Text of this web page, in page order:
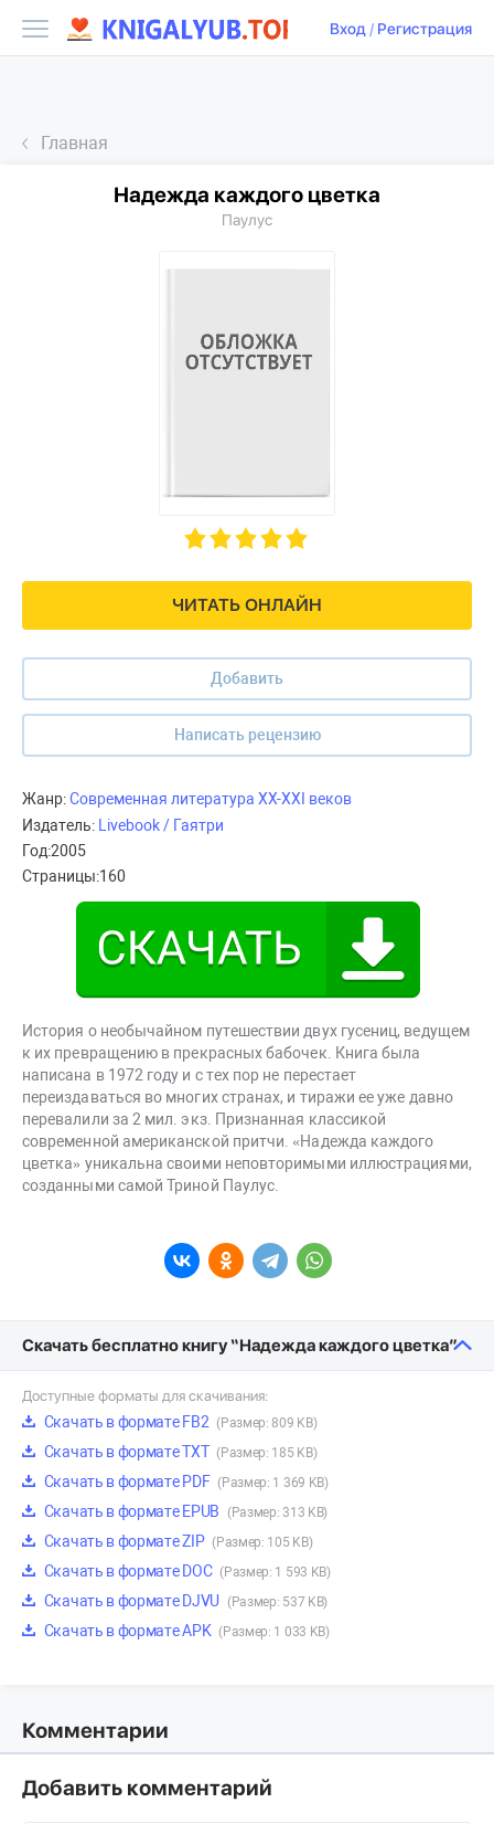
Вход/ Регистрация
Главная
ЧИТАТЬ ОНЛАЙН
Добавить
Написать рецензию
Надежда каждого цветка
Паулус
Жанр:Современная литература XX-XXI веков
Издатель: Livebook / Гаятри
Год:2005
Страницы:160
История о необычайном путешествии двух гусениц, ведущем
к их превращению в прекрасных бабочек. Книга была
написана в 1972 году и с тех пор не перестает
переиздаваться во многих странах, и тиражи ее уже давно
перевалили за 2 мил. экз. Признанная классикой
современной американской притчи. «Надежда каждого
цветка» уникальна своими неповторимыми иллюстрациями,
созданными самой Триной Паулус.
Скачать бесплатно книгу “Надежда каждого цветка”
Доступные форматы для скачивания:
Скачать в формате FB2 (Размер: 809 KB)
Скачать в формате TXT (Размер: 185 KB)
Скачать в формате PDF (Размер: 1 369 KB)
Скачать в формате EPUB (Размер: 313 KB)
Скачать в формате ZIP (Размер: 105 KB)
Скачать в формате DOC (Размер: 1 593 KB)
Скачать в формате DJVU (Размер: 537 KB)
Скачать в формате APK (Размер: 1 033 KB)
Комментарии
Добавить комментарий